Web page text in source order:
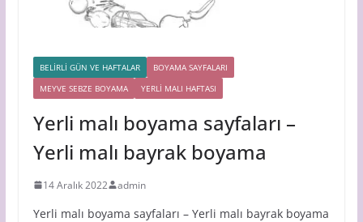
BELİRLİ GÜN VE HAFTALAR
BOYAMA SAYFALARI
MEYVE SEBZE BOYAMA
YERLİ MALI HAFTASI
Yerli malı boyama sayfaları –
Yerli malı bayrak boyama
14 Aralık 2022 admin
Yerli malı boyama sayfaları – Yerli malı bayrak boyama